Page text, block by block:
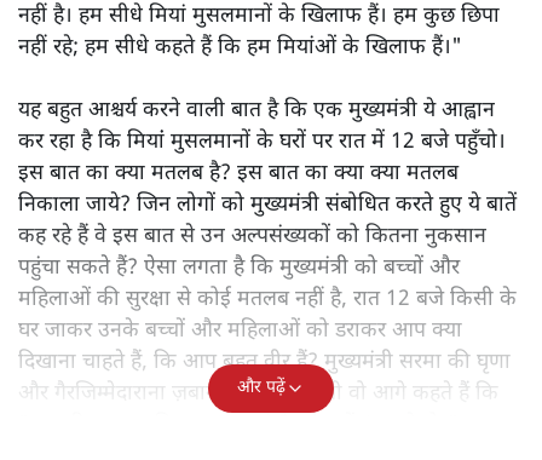
नहीं है। हम सीधे मियां मुसलमानों के खिलाफ हैं। हम कुछ छिपा
नहीं रहे; हम सीधे कहते हैं कि हम मियांओं के खिलाफ हैं।"
यह बहुत आश्चर्य करने वाली बात है कि एक मुख्यमंत्री ये आह्वान
कर रहा है कि मियांं मुसलमानों के घरों पर रात में 12 बजे पहुँचो।
इस बात का क्या मतलब है? इस बात का क्या क्या मतलब
निकाला जाये? जिन लोगों को मुख्यमंत्री संबोधित करते हुए ये बातें
कह रहे हैं वे इस बात से उन अल्पसंख्यकों को कितना नुकसान
पहुंचा सकते हैं? ऐसा लगता है कि मुख्यमंत्री को बच्चों और
महिलाओं की सुरक्षा से कोई मतलब नहीं है, रात 12 बजे किसी के
घर जाकर उनके बच्चों और महिलाओं को डराकर आप क्या
दिखाना चाहते हैं, कि आप बहुत वीर हैं? मुख्यमंत्री सरमा की घृणा
और गैरजिम्मेदाराना ज़बान यहीं नहीं रुकती वो आगे कहते हैं कि
और पढ़ें